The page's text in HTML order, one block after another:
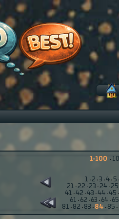
1-100 ·
· 2 · 3 · 4 · 5 ·
21
· 22 · 23 · 24 · 25
41
· 42 · 43 · 44 · 45 ·
61
· 62 · 63 · 64 · 65
81
· 82 · 83 · 84 · 85 ·